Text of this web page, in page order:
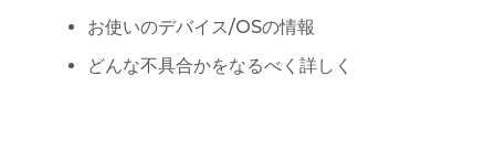
お使いのデバイス/OSの情報
どんな不具合かをなるべく詳しく